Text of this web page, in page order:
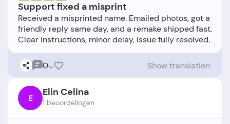
Support fixed a misprint
Received a misprinted name. Emailed photos, got a
friendly reply same day, and a remake shipped fast.
0 Show translation
E Elin Celina
1 beoordelingen